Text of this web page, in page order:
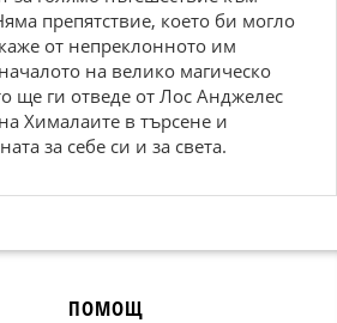
препятствие, което би могло
от непреклонното им
на велико магическо
ще ги отведе от Лос Анджелес
Хималаите в търсене и
за себе си и за света.
ПОМОЩ